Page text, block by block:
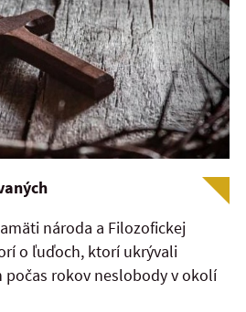
národa a Filozofickej
o ľuďoch, ktorí ukrývali
počas rokov neslobody v okolí